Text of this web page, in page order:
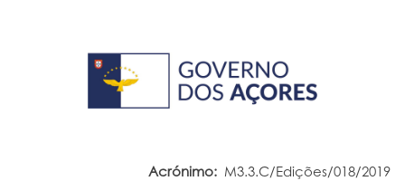
Acrónimo: M3.3.C/Edições/018/2019